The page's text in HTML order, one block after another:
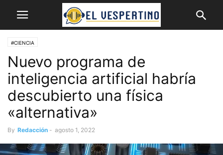
#CIENCIA
Nuevo programa de
inteligencia artificial habría
descubierto una física
«alternativa»
By Redacción - agosto 1, 2022